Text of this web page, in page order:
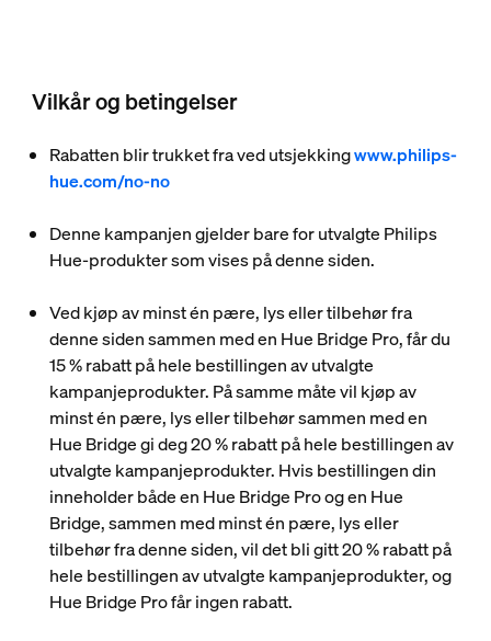
Vilkår og betingelser
Rabatten blir trukket fra ved utsjekkingwww.philips-
hue.com/no-no
Denne kampanjen gjelder bare for utvalgte Philips
Hue-produkter som vises på denne siden.
Ved kjøp av minst én pære, lys eller tilbehør fra
denne siden sammen med en Hue Bridge Pro, får du
15 % rabatt på hele bestillingen av utvalgte
kampanjeprodukter. På samme måte vil kjøp av
minst én pære, lys eller tilbehør sammen med en
Hue Bridge gi deg 20 % rabatt på hele bestillingen av
utvalgte kampanjeprodukter. Hvis bestillingen din
inneholder både en Hue Bridge Pro og en Hue
Bridge, sammen med minst én pære, lys eller
tilbehør fra denne siden, vil det bli gitt 20 % rabatt på
hele bestillingen av utvalgte kampanjeprodukter, og
Hue Bridge Pro får ingen rabatt.